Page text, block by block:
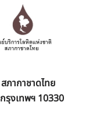
ภากาชาดไทย
งเทพฯ 10330